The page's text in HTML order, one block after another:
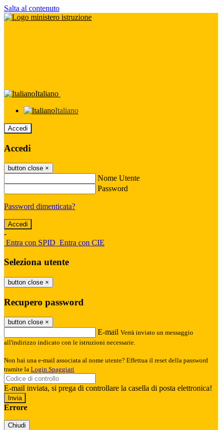
Salta al contenuto
Italiano
Italiano
Accedi
Accedi
button close ×
Nome Utente
Password
Password dimenticata?
-
Entra con SPID Entra con CIE
Seleziona utente
button close ×
Recupero password
button close ×
E-mail Verrà inviato un messaggio
all'indirizzo indicato con le istruzioni necessarie.
Non hai una e-mail associata al nome utente? Effettua il reset della password
tramite la Login Spaggiari
E-mail inviata, si prega di controllare la casella di posta elettronica!
Errore
Chiudi